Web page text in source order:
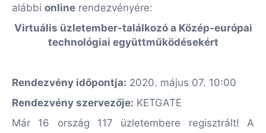
alábbi online rendezvényére:
Virtuális üzletember-találkozó a Közép-európai
technológiai együttműködésekért
Rendezvény időpontja: 2020. május 07. 10:00
Rendezvény szervezője: KETGATE
Már 16 ország 117 üzletembere regisztrált! A